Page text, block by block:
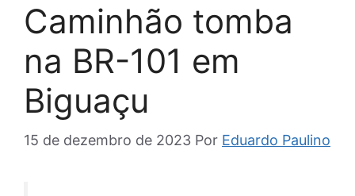
Caminhão tomba
na BR-101 em
Biguaçu
15 de dezembro de 2023 Por Eduardo Paulino